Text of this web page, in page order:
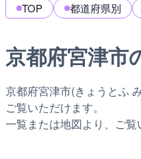
TOP 都道府県別
京都府宮津市
京都府宮津市(きょうとふ
ご覧いただけます。
一覧または地図より、ご覧